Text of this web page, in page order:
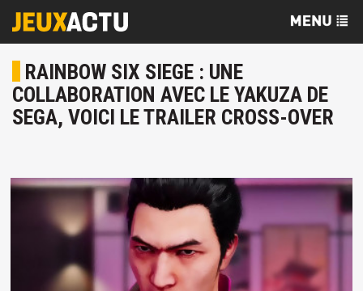
RAINBOW SIX SIEGE : UNE
COLLABORATION AVEC LE YAKUZA DE
SEGA, VOICI LE TRAILER CROSS-OVER